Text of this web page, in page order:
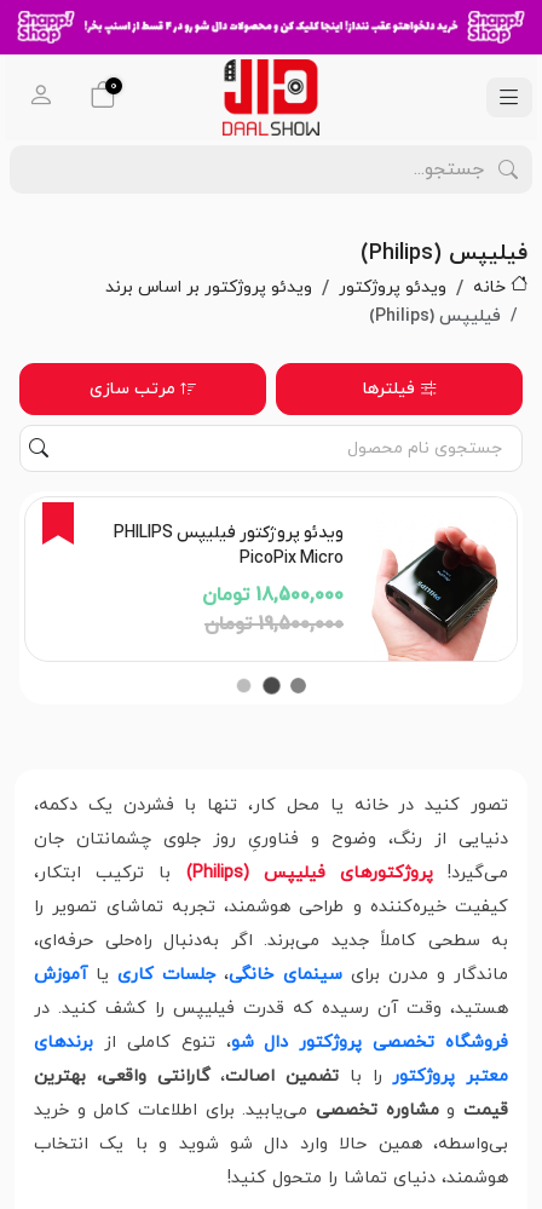
0
فیلیپس (Philips)
خانه ویدئو پروژکتور
ویدئو پروژکتور بر اساس برند
فیلیپس (Philips)
فیلترها مرتب سازی
5%
ویدئو پروژکتور فیلیپس PHILIPS
PicoPix Micro
18,500,000 تومان
19,500,000 تومان
تصور کنید در خانه یا محل کار، تنها با فشردن یک دکمه،
دنیایی از رنگ، وضوح و فناوریِ روز جلوی چشمانتان جان
می‌گیرد!پروژکتورهای فیلیپس (Philips)
با ترکیب ابتکار،
کیفیت خیره‌کننده و طراحی هوشمند، تجربه تماشای تصویر را
به سطحی کاملاً جدید می‌برند. اگر به‌دنبال راه‌حلی حرفه‌ای،
ماندگار و مدرن برایسینمای خانگی،جلسات کارییاآموزش
هستید، وقت آن رسیده که قدرت فیلیپس را کشف کنید. در
فروشگاه تخصصی پروژکتور دال شو، تنوع کاملی از برندهای
معتبر پروژکتوررا با تضمین اصالت،گارانتی واقعی، بهترین
قیمتومشاوره تخصصی می‌یابید. برای اطلاعات کامل و خرید
بی‌واسطه، همین حالا وارد دال شو شوید و با یک انتخاب
هوشمند، دنیای تماشا را متحول کنید!